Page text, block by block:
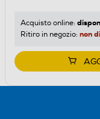
Acquisto online:
Ritiro in negozio: non